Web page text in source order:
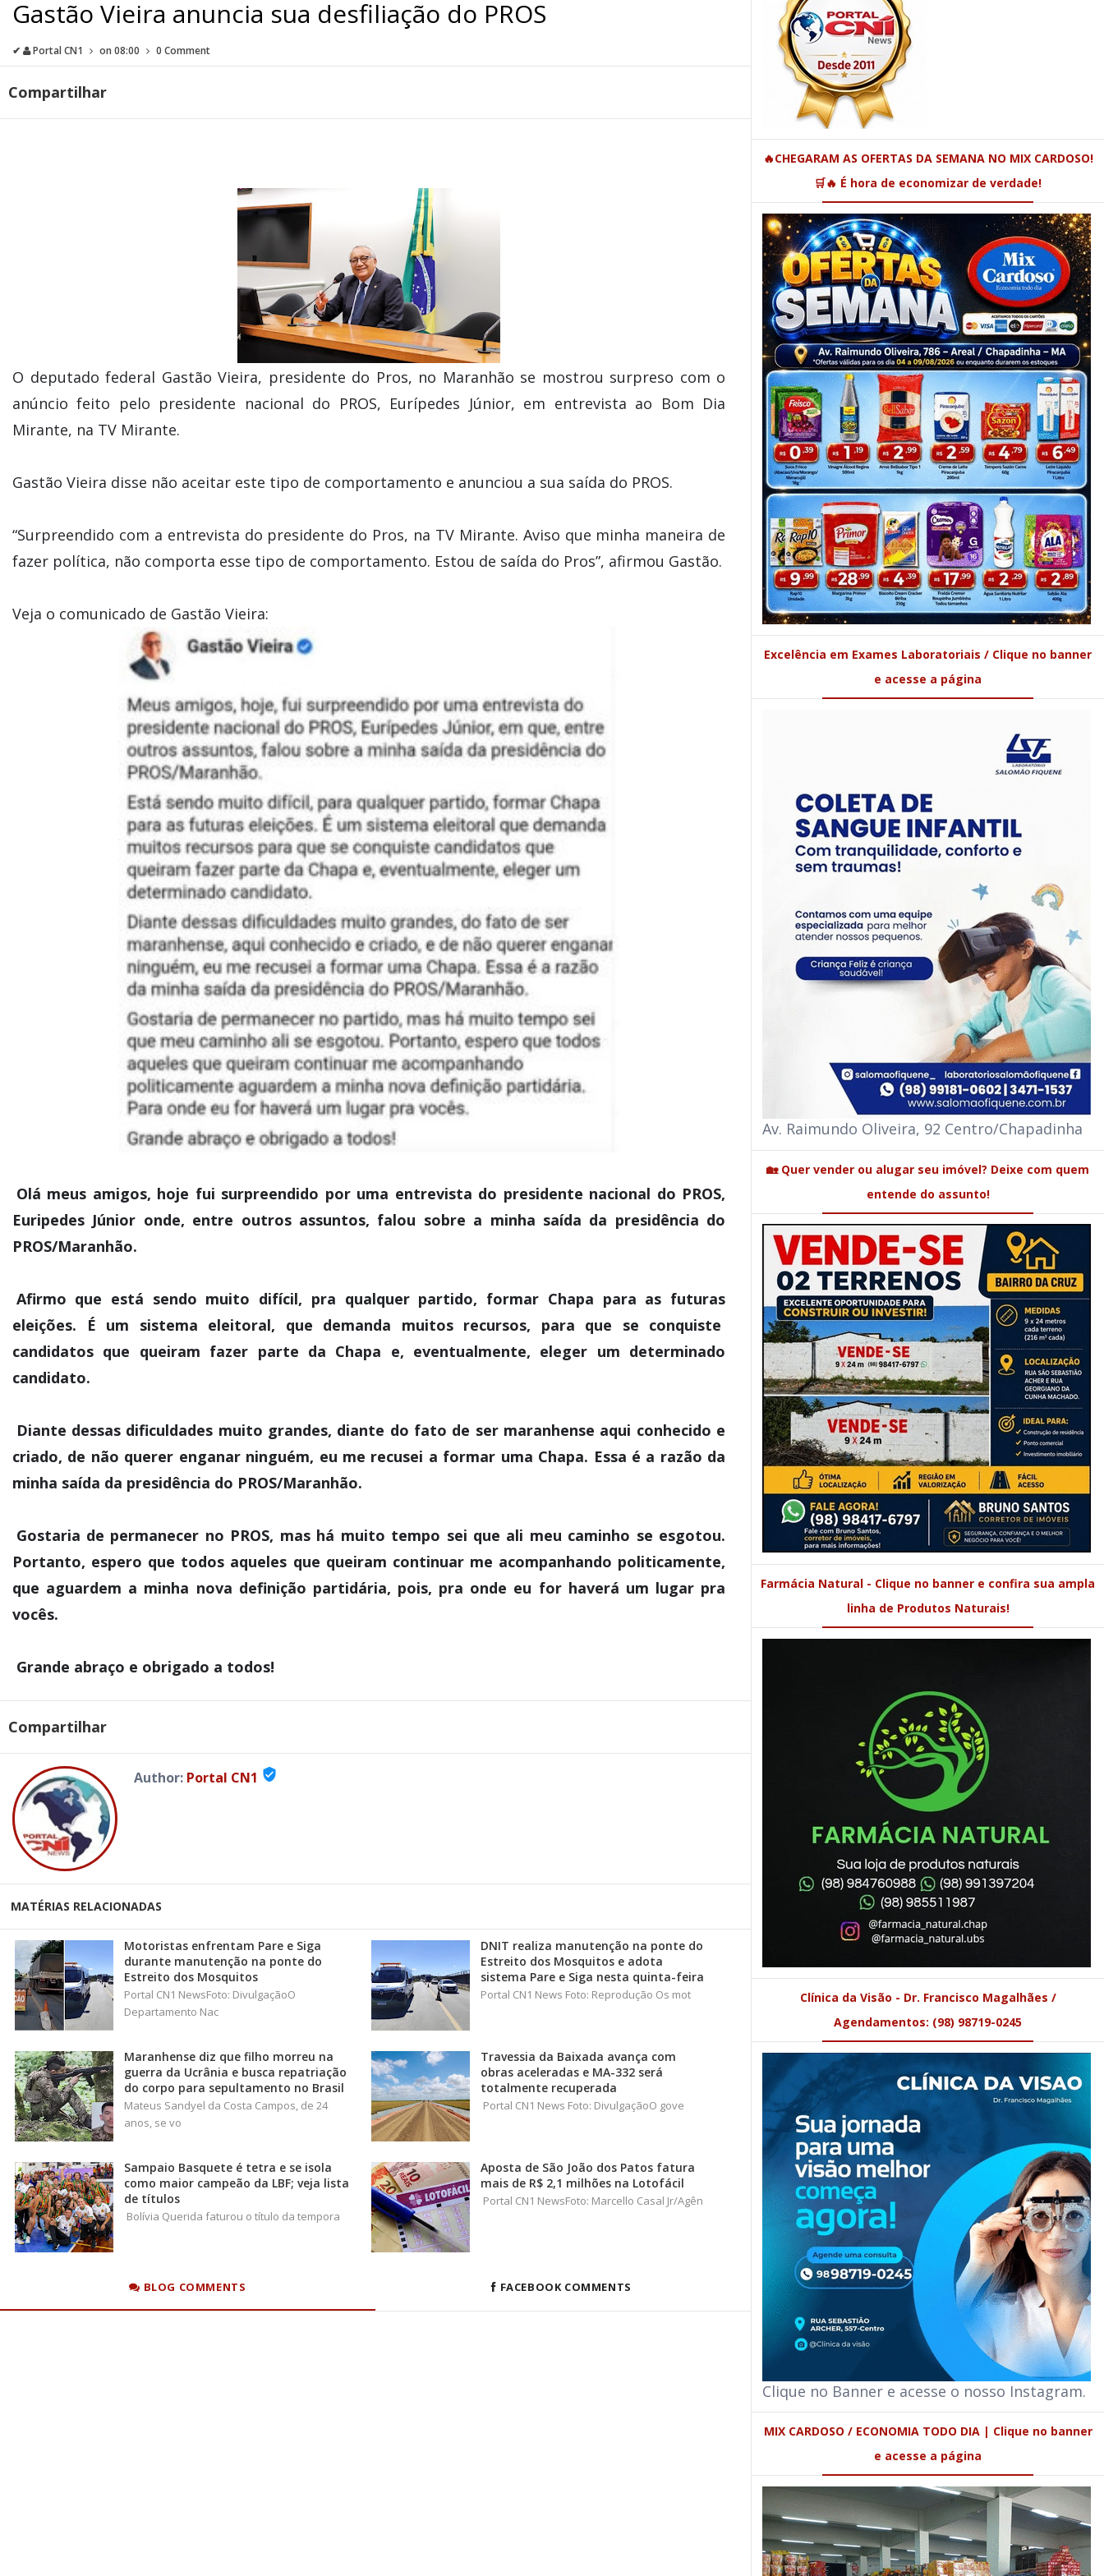
Gastão Vieira anuncia sua desfiliação do PROS
✔ Portal CN1 on 08:00 0 Comment
Compartilhar
O deputado federal Gastão Vieira, presidente do Pros, no Maranhão se mostrou surpreso com o
anúncio feito pelo presidente nacional do PROS, Eurípedes Júnior, em entrevista ao Bom Dia
Mirante, na TV Mirante.
Gastão Vieira disse não aceitar este tipo de comportamento e anunciou a sua saída do PROS.
“Surpreendido com a entrevista do presidente do Pros, na TV Mirante. Aviso que minha maneira de
fazer política, não comporta esse tipo de comportamento. Estou de saída do Pros”, afirmou Gastão.
Veja o comunicado de Gastão Vieira:
Olá meus amigos, hoje fui surpreendido por uma entrevista do presidente nacional do PROS,
Euripedes Júnior onde, entre outros assuntos, falou sobre a minha saída da presidência do
PROS/Maranhão.
Afirmo que está sendo muito difícil, pra qualquer partido, formar Chapa para as futuras
eleições. É um sistema eleitoral, que demanda muitos recursos, para que se conquiste
candidatos que queiram fazer parte da Chapa e, eventualmente, eleger um determinado
candidato.
Diante dessas dificuldades muito grandes, diante do fato de ser maranhense aqui conhecido e
criado, de não querer enganar ninguém, eu me recusei a formar uma Chapa. Essa é a razão da
minha saída da presidência do PROS/Maranhão.
Gostaria de permanecer no PROS, mas há muito tempo sei que ali meu caminho se esgotou.
Portanto, espero que todos aqueles que queiram continuar me acompanhando politicamente,
que aguardem a minha nova definição partidária, pois, pra onde eu for haverá um lugar pra
vocês.
Grande abraço e obrigado a todos!
Compartilhar
Author: Portal CN1 verified_user
MATÉRIAS RELACIONADAS
Motoristas enfrentam Pare e Siga
durante manutenção na ponte do
Estreito dos Mosquitos
Portal CN1 NewsFoto: DivulgaçãoO
Departamento Nac
DNIT realiza manutenção na ponte do
Estreito dos Mosquitos e adota
sistema Pare e Siga nesta quinta-feira
Portal CN1 News Foto: Reprodução Os mot
Maranhense diz que filho morreu na
guerra da Ucrânia e busca repatriação
do corpo para sepultamento no Brasil
Mateus Sandyel da Costa Campos, de 24
anos, se vo
Travessia da Baixada avança com
obras aceleradas e MA-332 será
totalmente recuperada
Portal CN1 News Foto: DivulgaçãoO gove
Sampaio Basquete é tetra e se isola
como maior campeão da LBF; veja lista
de títulos
Bolívia Querida faturou o título da tempora
Aposta de São João dos Patos fatura
mais de R$ 2,1 milhões na Lotofácil
Portal CN1 NewsFoto: Marcello Casal Jr/Agên
BLOG COMMENTS FACEBOOK COMMENTS
🔥CHEGARAM AS OFERTAS DA SEMANA NO MIX CARDOSO!
🛒🔥 É hora de economizar de verdade!
Excelência em Exames Laboratoriais / Clique no banner
e acesse a página
Av. Raimundo Oliveira, 92 Centro/Chapadinha
🏡 Quer vender ou alugar seu imóvel? Deixe com quem
entende do assunto!
Farmácia Natural - Clique no banner e confira sua ampla
linha de Produtos Naturais!
Clínica da Visão - Dr. Francisco Magalhães /
Agendamentos: (98) 98719-0245
Clique no Banner e acesse o nosso Instagram.
MIX CARDOSO / ECONOMIA TODO DIA | Clique no banner
e acesse a página